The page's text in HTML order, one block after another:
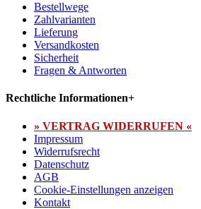
Bestellwege
Zahlvarianten
Lieferung
Versandkosten
Sicherheit
Fragen & Antworten
Rechtliche Informationen+
» VERTRAG WIDERRUFEN «
Impressum
Widerrufsrecht
Datenschutz
AGB
Cookie-Einstellungen anzeigen
Kontakt